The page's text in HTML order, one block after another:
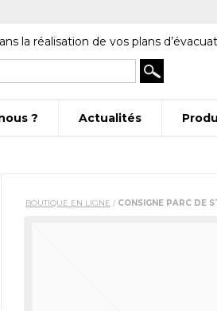
la réalisation de vos plans
? Actualités
BOUTIQUE EN LIGNE / CONSIGNE PARC DE